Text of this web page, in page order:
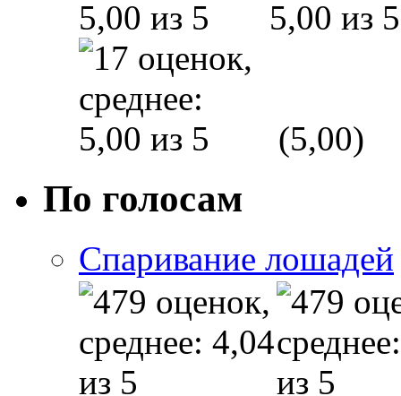
(5,00)
По голосам
Спаривание лошадей